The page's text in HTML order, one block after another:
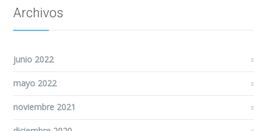
Archivos
junio 2022
mayo 2022
noviembre 2021